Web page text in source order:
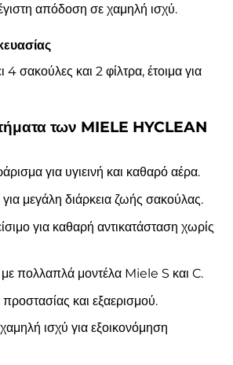
απόδοση σε χαμηλή ισχύ.
4 σακούλες και 2 φίλτρα, έτοιμα για
των MIELE HYCLEAN
για υγιεινή και καθαρό αέρα.
μεγάλη διάρκεια ζωής σακούλας.
για καθαρή αντικατάσταση χωρίς
πολλαπλά μοντέλα Miele S και C.
προστασίας και εξαερισμού.
ισχύ για εξοικονόμηση